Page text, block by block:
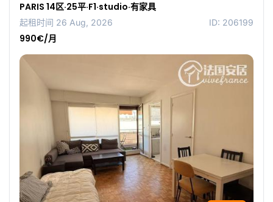
PARIS 14区·25平·F1·studio·有家具
起租时间 26 Aug, 2026 ID: 206199
990€/月